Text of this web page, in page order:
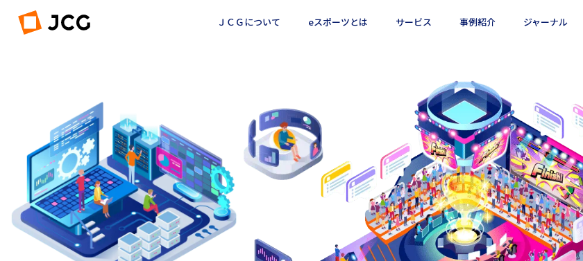
ＪＣＧについて eスポーツとは サービス 事例紹介 ジャーナル